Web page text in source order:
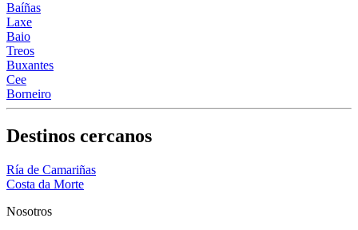
Baíñas
Laxe
Baio
Treos
Buxantes
Cee
Borneiro
Destinos cercanos
Ría de Camariñas
Costa da Morte
Nosotros